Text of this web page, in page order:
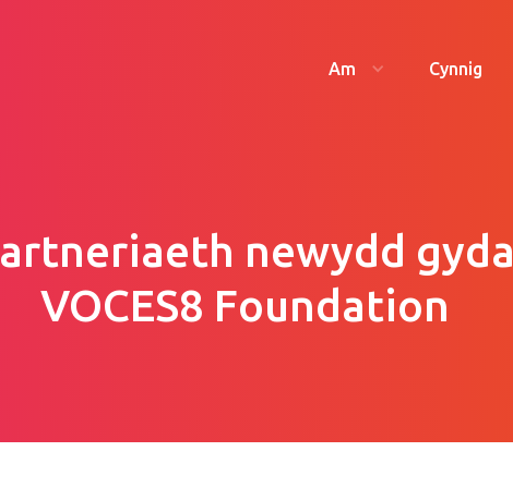
Am Cynnig
newydd gyda
VOCES8 Foundation